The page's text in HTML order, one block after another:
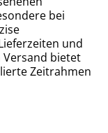
bei
und
bietet
Zeitrahmen